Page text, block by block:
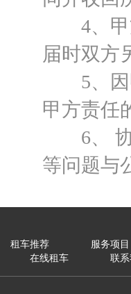
4、甲
届时双方
5、因
甲方责任
6、 协
等问题与
租车推荐
服务项目
在线租车 联